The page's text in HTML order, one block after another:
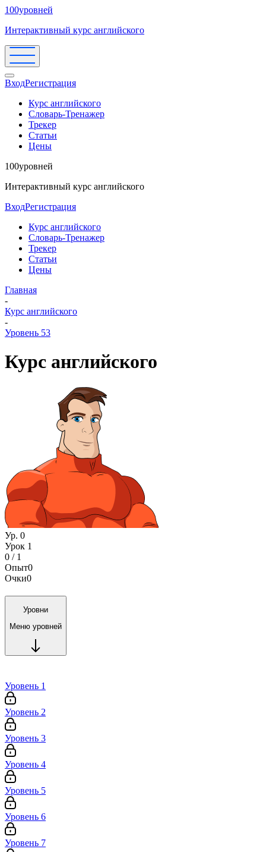
100уровней
Интерактивный курс английского
ВходРегистрация
Курс английского
Словарь-Тренажер
Трекер
Статьи
Цены
100уровней
Интерактивный курс английского
ВходРегистрация
Курс английского
Словарь-Тренажер
Трекер
Статьи
Цены
Главная
-
Курс английского
-
Уровень 53
Курс английского
Ур. 0
Урок 1
0 / 1
Опыт0
Очки0
Уровни
Меню уровней
Уровень 1
Уровень 2
Уровень 3
Уровень 4
Уровень 5
Уровень 6
Уровень 7